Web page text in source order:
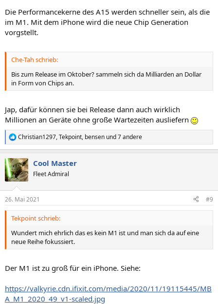
Die Performancekerne des A15 werden schneller sein, als die
im M1. Mit dem iPhone wird die neue Chip Generation
vorgstellt.
Che-Tah schrieb:
Bis zum Release im Oktober? sammeln sich da Milliarden an Dollar
in Form von Chips an.
Jap, dafür können sie bei Release dann auch wirklich
Millionen an Geräte ohne große Wartezeiten ausliefern
R
e
k
t
i
e
n
Christian1297,Tekpoint, bensen und 7 andere
Cool Master
Fleet Admiral
26. Mai 2021 #9
Tekpoint schrieb:
Wundert mich ehrlich das es kein M1 ist und man sich da auf eine
neue Reihe fokussiert.
Der M1 ist zu groß für ein iPhone. Siehe:
https://valkyrie.cdn.ifixit.com/media/2020/11/19115445/MB
A_M1_2020_49_v1-scaled.jpg